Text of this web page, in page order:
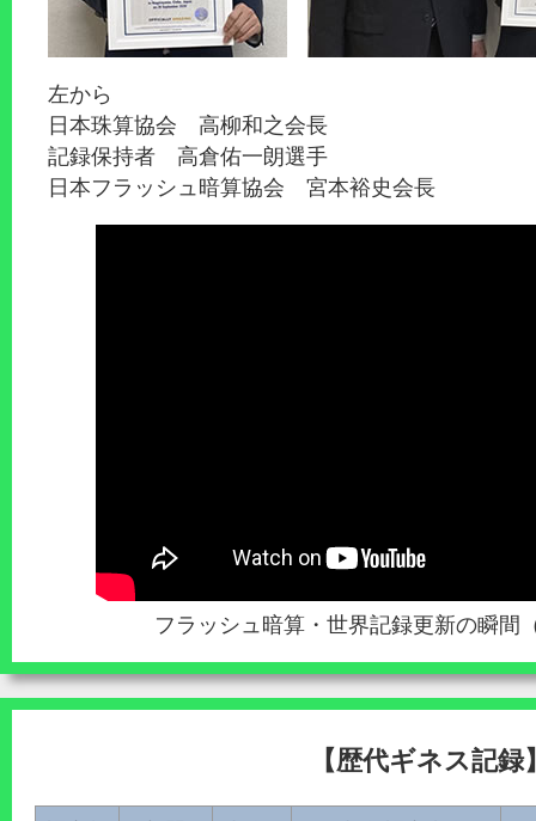
左から
日本珠算協会 高柳和之会長
記録保持者 高倉佑一朗選手
日本フラッシュ暗算協会 宮本裕史会長
フラッシュ暗算・世界記録更新の瞬間
【歴代ギネス記録